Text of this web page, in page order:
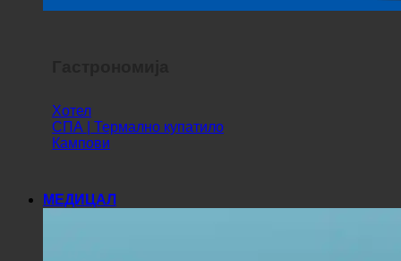
Хоррор Схов
Гастрономија
Хотел